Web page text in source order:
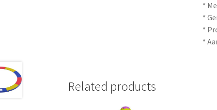
*
*
*
*
Related products